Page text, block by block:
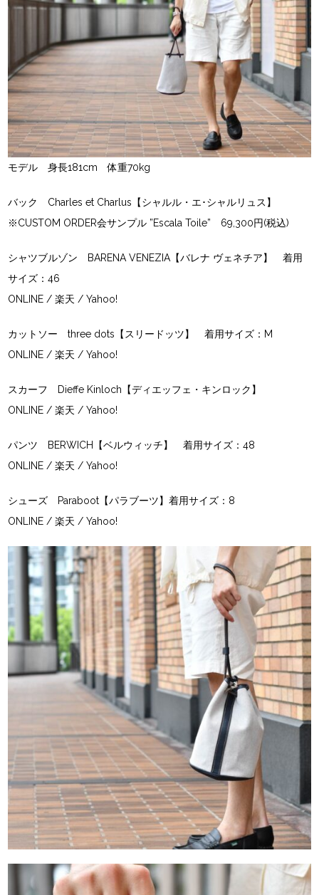
モデル 身長181cm 体重70kg
バック Charles et Charlus【シャルル・エ･シャルリュス】
※CUSTOM ORDER会サンプル ”Escala Toile” 69,300円(税込)
シャツブルゾン BARENA VENEZIA【バレナ ヴェネチア】 着用
サイズ：46
ONLINE /楽天 / Yahoo!
カットソー three dots【スリードッツ】 着用サイズ：M
ONLINE / 楽天 / Yahoo!
スカーフ Dieffe Kinloch【ディエッフェ・キンロック】
ONLINE /楽天 /Yahoo!
パンツ BERWICH【ベルウィッチ】 着用サイズ：48
ONLINE /楽天 /Yahoo!
シューズ Paraboot【パラブーツ】着用サイズ：8
ONLINE /楽天 /Yahoo!